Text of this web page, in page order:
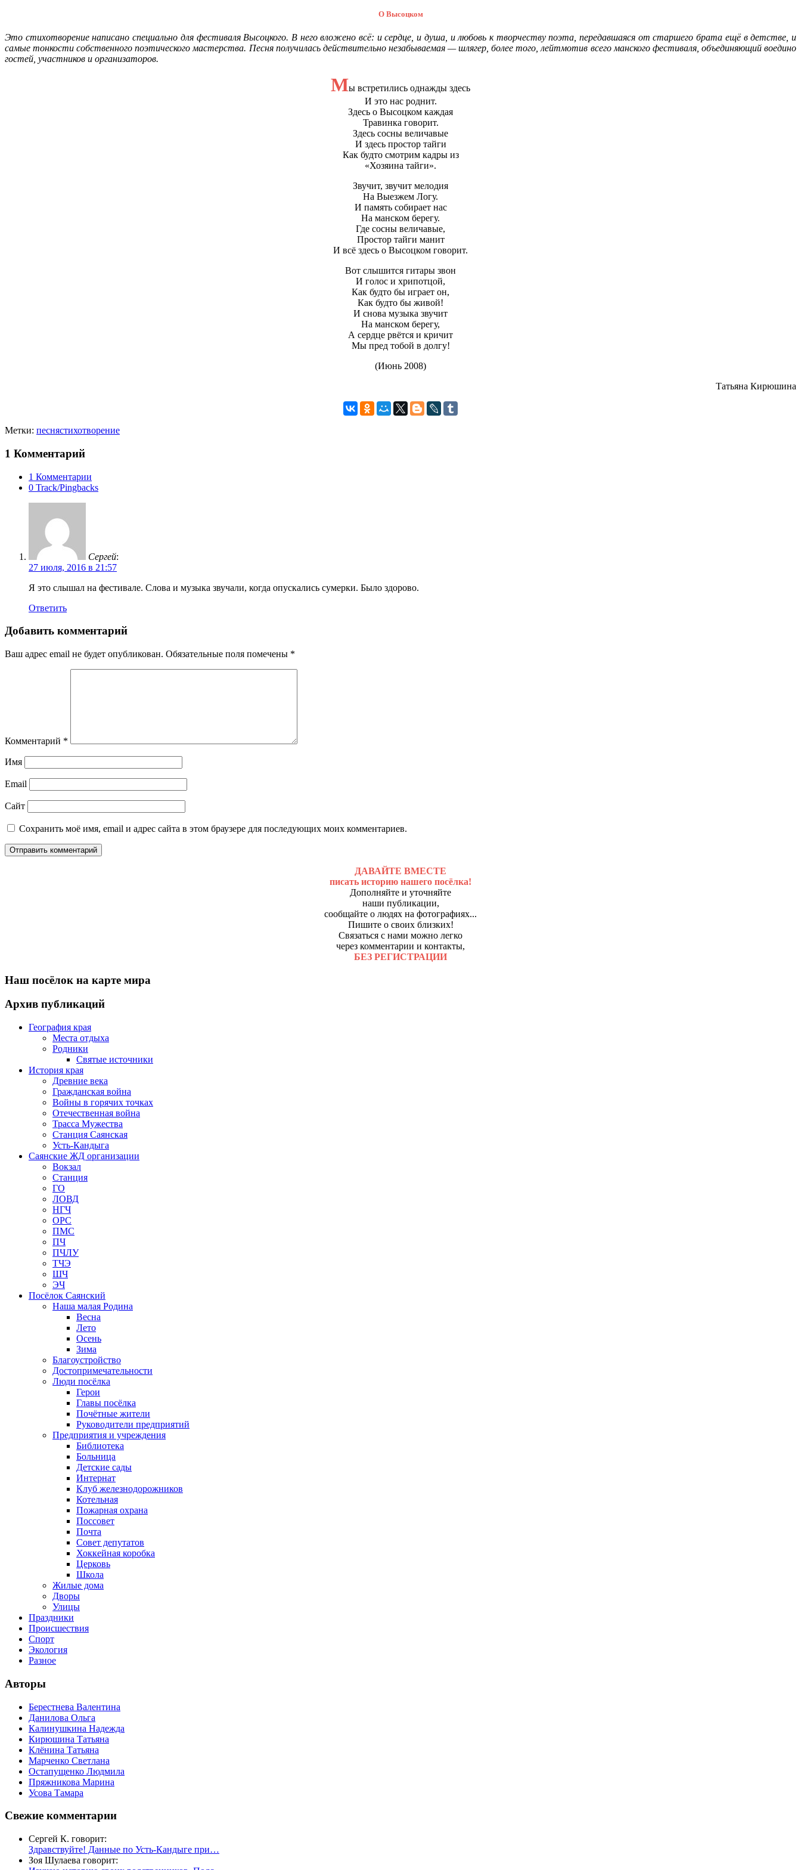
О Высоцком
Это стихотворение написано специально для фестиваля Высоцкого. В него вложено всё: и сердце, и душа, и любовь к творчеству поэта, передавшаяся от старшего брата ещё в детстве, и
самые тонкости собственного поэтического мастерства. Песня получилась действительно незабываемая — шлягер, более того, лейтмотив всего манского фестиваля, объединяющий воедино
гостей, участников и организаторов.
Мы встретились однажды здесь
И это нас роднит.
Здесь о Высоцком каждая
Травинка говорит.
Здесь сосны величавые
И здесь простор тайги
Как будто смотрим кадры из
«Хозяина тайги».
Звучит, звучит мелодия
На Выезжем Логу.
И память собирает нас
На манском берегу.
Где сосны величавые,
Простор тайги манит
И всё здесь о Высоцком говорит.
Вот слышится гитары звон
И голос и хрипотцой,
Как будто бы играет он,
Как будто бы живой!
И снова музыка звучит
На манском берегу,
А сердце рвётся и кричит
Мы пред тобой в долгу!
(Июнь 2008)
Татьяна Кирюшина
Метки: песнястихотворение
1 Комментарий
1 Комментарии
0 Track/Pingbacks
Сергей:
27 июля, 2016 в 21:57
Я это слышал на фестивале. Слова и музыка звучали, когда опускались сумерки. Было здорово.
Ответить
Добавить комментарий
Ваш адрес email не будет опубликован. Обязательные поля помечены *
Комментарий *
Имя
Email
Сайт
Сохранить моё имя, email и адрес сайта в этом браузере для последующих моих комментариев.
ДАВАЙТЕ ВМЕСТЕ
писать историю нашего посёлка!
Дополняйте и уточняйте
наши публикации,
сообщайте о людях на фотографиях...
Пишите о своих близких!
Связаться с нами можно легко
через комментарии и контакты,
БЕЗ РЕГИСТРАЦИИ
Наш посёлок на карте мира
Архив публикаций
География края
Места отдыха
Родники
Святые источники
История края
Древние века
Гражданская война
Войны в горячих точках
Отечественная война
Трасса Мужества
Станция Саянская
Усть-Кандыга
Саянские ЖД организации
Вокзал
Станция
ГО
ЛОВД
НГЧ
ОРС
ПМС
ПЧ
ПЧЛУ
ТЧЭ
ШЧ
ЭЧ
Посёлок Саянский
Наша малая Родина
Весна
Лето
Осень
Зима
Благоустройство
Достопримечательности
Люди посёлка
Герои
Главы посёлка
Почётные жители
Руководители предприятий
Предприятия и учреждения
Библиотека
Больница
Детские сады
Интернат
Клуб железнодорожников
Котельная
Пожарная охрана
Поссовет
Почта
Совет депутатов
Хоккейная коробка
Церковь
Школа
Жилые дома
Дворы
Улицы
Праздники
Происшествия
Спорт
Экология
Разное
Авторы
Берестнева Валентина
Данилова Ольга
Калинушкина Надежда
Кирюшина Татьяна
Клёнина Татьяна
Марченко Светлана
Остапущенко Людмила
Пряжникова Марина
Усова Тамара
Свежие комментарии
Сергей К. говорит:
Здравствуйте! Данные по Усть-Кандыге при…
Зоя Шулаева говорит: